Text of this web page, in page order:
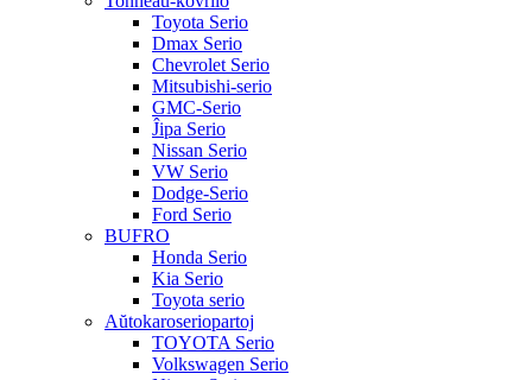
Toyota Serio
Dmax Serio
Chevrolet Serio
Mitsubishi-serio
GMC-Serio
Ĵipa Serio
Nissan Serio
VW Serio
Dodge-Serio
Ford Serio
BUFRO
Honda Serio
Kia Serio
Toyota serio
Aŭtokaroseriopartoj
TOYOTA Serio
Volkswagen Serio